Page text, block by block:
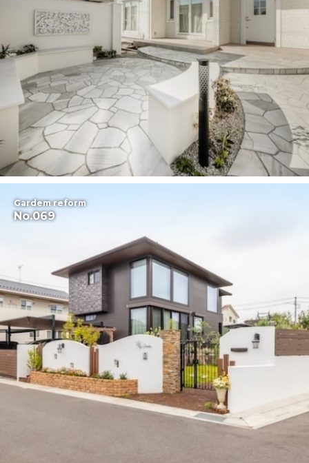
Gardem reform
No.069